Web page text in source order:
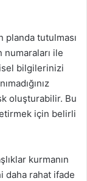
planda tutulması
ile
bilgilerinizi
oluşturabilir. Bu
için belirli
kurmanın
daha rahat ifade